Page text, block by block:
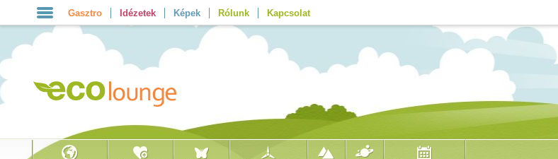
Gasztro Idézetek Képek Rólunk Kapcsolat